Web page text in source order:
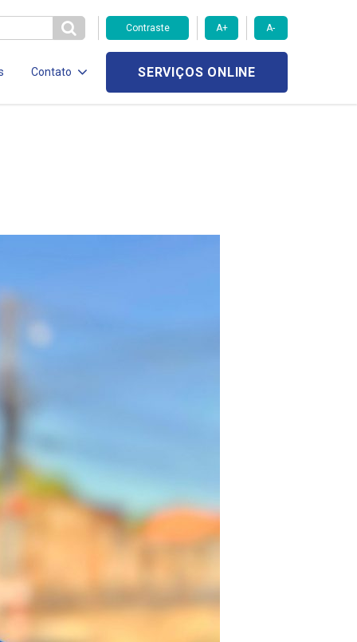
Contraste A+ A-
Contato SERVIÇOS ONLINE